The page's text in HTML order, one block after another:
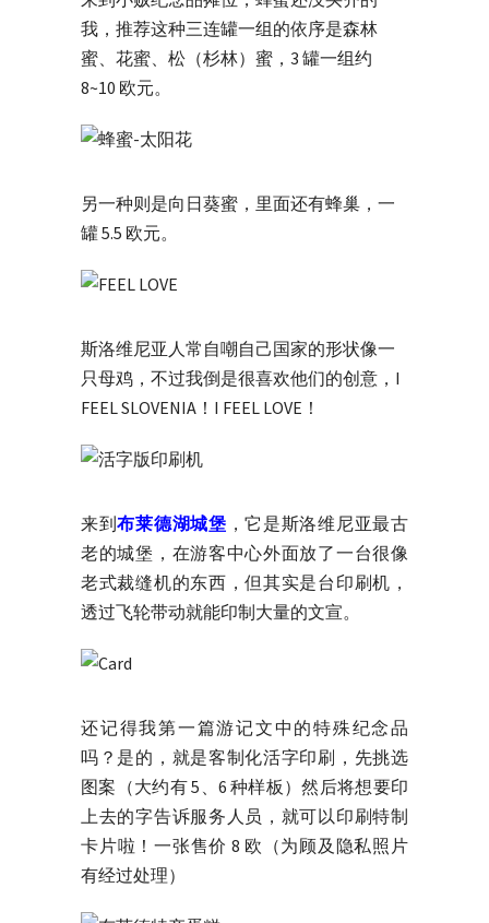
我，推荐这种三连罐一组的依序是森林
蜜、花蜜、松（杉林）蜜，3 罐一组约
8~10 欧元。
另一种则是向日葵蜜，里面还有蜂巢，一
罐 5.5 欧元。
斯洛维尼亚人常自嘲自己国家的形状像一
只母鸡，不过我倒是很喜欢他们的创意，I
FEEL SLOVENIA！I FEEL LOVE！
来到布莱德湖城堡 ，它是斯洛维尼亚最古
老的城堡，在游客中心外面放了一台很像
老式裁缝机的东西，但其实是台印刷机，
透过飞轮带动就能印制大量的文宣。
还记得我第一篇游记文中的特殊纪念品
吗？是的，就是客制化活字印刷，先挑选
图案（大约有 5、6 种样板）然后将想要印
上去的字告诉服务人员，就可以印刷特制
卡片啦！一张售价 8 欧（为顾及隐私照片
有经过处理）